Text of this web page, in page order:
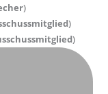
)
)
)